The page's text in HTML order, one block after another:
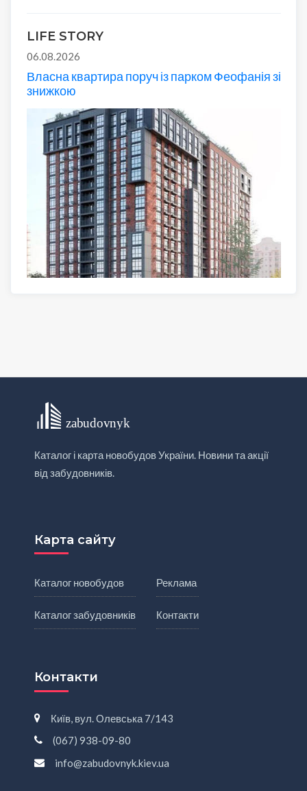
LIFE STORY
06.08.2026
Власна квартира поруч із парком Феофанія зі
знижкою
Каталог і карта новобудов України. Новини та акції
від забудовників.
Карта сайту
Каталог новобудов
Каталог забудовників
Реклама
Контакти
Контакти
Київ, вул. Олевська 7/143
(067) 938-09-80
info@zabudovnyk.kiev.ua